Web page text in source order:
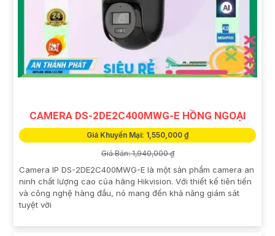
CAMERA DS-2DE2C400MWG-E HỒNG NGOẠI
Giá Khuyến Mại: 1,550,000 ₫
Giá Bán: 1,940,000 ₫
Camera IP DS-2DE2C400MWG-E là một sản phẩm camera an
ninh chất lượng cao của hãng Hikvision. Với thiết kế tiên tiến
và công nghệ hàng đầu, nó mang đến khả năng giám sát
tuyệt vời